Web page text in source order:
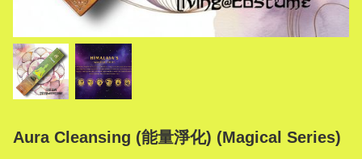
Aura Cleansing (能量淨化) (Magical Series)